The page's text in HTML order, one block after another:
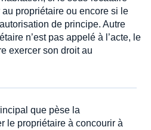
propriétaire ou encore si le
de principe. Autre
n’est pas appelé à l’acte, le
exercer son droit au
que pèse la
le propriétaire à concourir à